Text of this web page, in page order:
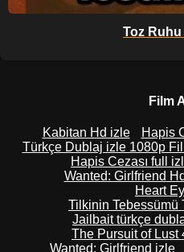
Toz Ruhu
Film
Kabitan Hd izle
Hapis
Türkçe Dublaj izle 1080p
Hapis Cezası full
Wanted: Girlfriend
Heart
Tilkinin Tebessümü
Jailbait türkçe
The Pursuit of Lust
Wanted: Girlfriend izle